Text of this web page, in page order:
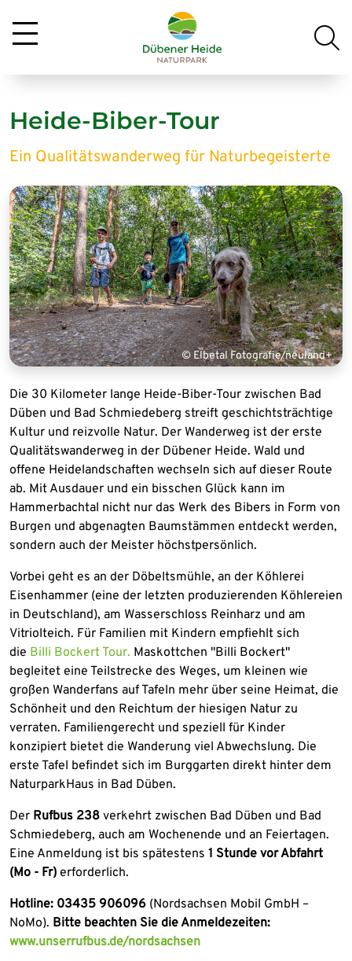
Heide-Biber-Tour
Ein Qualitätswanderweg für Naturbegeisterte
© Elbetal Fotografie/neuland+
Die 30 Kilometer lange Heide-Biber-Tour zwischen Bad
Düben und Bad Schmiedeberg streift geschichtsträchtige
Kultur und reizvolle Natur. Der Wanderweg ist der erste
Qualitätswanderweg in der Dübener Heide. Wald und
offene Heidelandschaften wechseln sich auf dieser Route
ab. Mit Ausdauer und ein bisschen Glück kann im
Hammerbachtal nicht nur das Werk des Bibers in Form von
Burgen und abgenagten Baumstämmen entdeckt werden,
sondern auch der Meister höchstpersönlich.
Vorbei geht es an der Döbeltsmühle, an der Köhlerei
Eisenhammer (eine der letzten produzierenden Köhlereien
in Deutschland), am Wasserschloss Reinharz und am
Vitriolteich. Für Familien mit Kindern empfiehlt sich
die Billi Bockert Tour. Maskottchen "Billi Bockert"
begleitet eine Teilstrecke des Weges, um kleinen wie
großen Wanderfans auf Tafeln mehr über seine Heimat, die
Schönheit und den Reichtum der hiesigen Natur zu
verraten. Familiengerecht und speziell für Kinder
konzipiert bietet die Wanderung viel Abwechslung. Die
erste Tafel befindet sich im Burggarten direkt hinter dem
NaturparkHaus in Bad Düben.
Der Rufbus 238 verkehrt zwischen Bad Düben und Bad
Schmiedeberg, auch am Wochenende und an Feiertagen.
Eine Anmeldung ist bis spätestens 1 Stunde vor Abfahrt
(Mo - Fr) erforderlich.
Hotline: 03435 906096 (Nordsachsen Mobil GmbH –
NoMo). Bitte beachten Sie die Anmeldezeiten:
www.unserrufbus.de/nordsachsen